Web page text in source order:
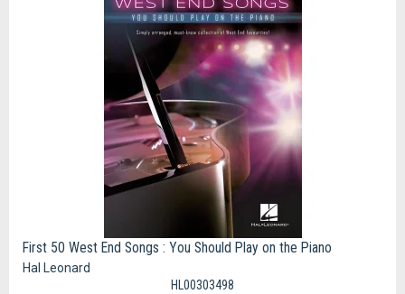
First 50 West End Songs : You Should Play on the Piano
Hal Leonard
HL00303498